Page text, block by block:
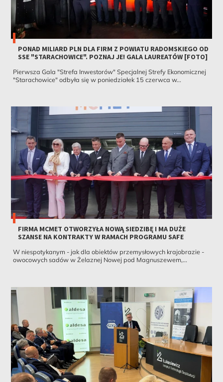
PONAD MILIARD PLN DLA FIRM Z POWIATU RADOMSKIEGO OD
SSE "STARACHOWICE". POZNAJ JE! GALA LAUREATÓW [FOTO]
Pierwsza Gala "Strefa Inwestorów" Specjalnej Strefy Ekonomicznej
"Starachowice" odbyła się w poniedziałek 15 czerwca w...
FIRMA MCMET OTWORZYŁA NOWĄ SIEDZIBĘ I MA DUŻE
SZANSE NA KONTRAKTY W RAMACH PROGRAMU SAFE
W niespotykanym - jak dla obiektów przemysłowych krajobrazie -
owocowych sadów w Żelaznej Nowej pod Magnuszewem,...